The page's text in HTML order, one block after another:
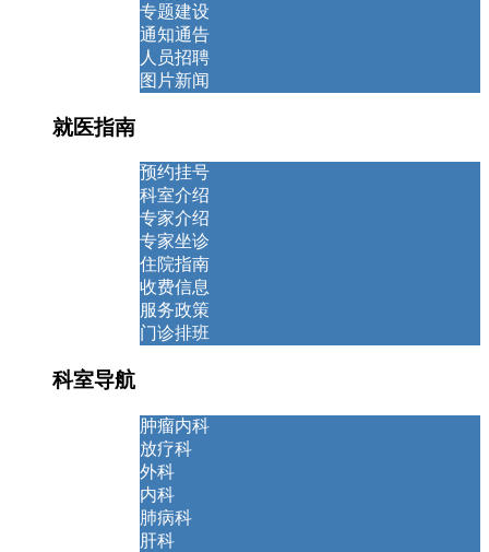
专题建设
通知通告
人员招聘
图片新闻
就医指南
预约挂号
科室介绍
专家介绍
专家坐诊
住院指南
收费信息
服务政策
门诊排班
科室导航
肿瘤内科
放疗科
外科
内科
肺病科
肝科